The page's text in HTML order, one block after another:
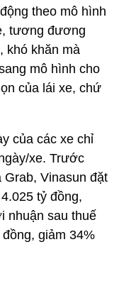
theo mô hình
tương đương
khó khăn mà
mô hình cho
của lái xe, chứ
của các xe chỉ
xe. Trước
Vinasun đặt
tỷ đồng,
nhuận sau thuế
giảm 34%